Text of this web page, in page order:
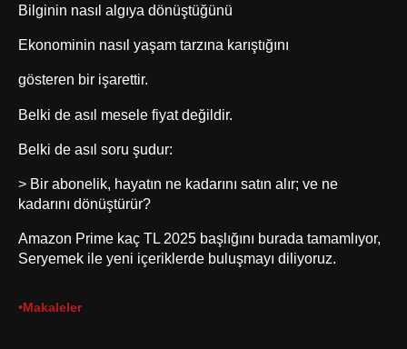
Bilginin nasıl algıya dönüştüğünü
Ekonominin nasıl yaşam tarzına karıştığını
gösteren bir işarettir.
Belki de asıl mesele fiyat değildir.
Belki de asıl soru şudur:
> Bir abonelik, hayatın ne kadarını satın alır; ve ne
kadarını dönüştürür?
Amazon Prime kaç TL 2025 başlığını burada tamamlıyor,
Seryemek ile yeni içeriklerde buluşmayı diliyoruz.
•Makaleler